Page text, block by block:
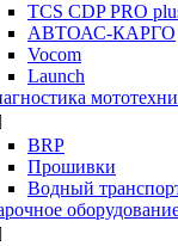
TCS CDP PRO
АВТОАС-КАРГО
Vocom
Launch
BRP
Прошивки
Водный